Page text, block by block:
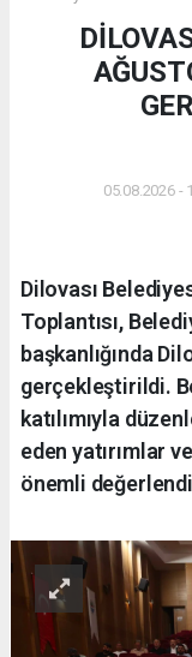
05.08.2026 -
Dilovası
Toplantısı,
başkanlığında
gerçekleştirildi.
katılımıyla
eden yatırımlar
önemli